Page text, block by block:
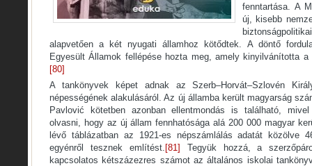
fenntartása. A
új, kisebb
alapvetően a két nyugati államhoz kötődtek. A döntő
Egyesült Államok fellépése hozta meg, amely kinyilvánította a
[80]
A tankönyvek képet adnak az Szerb–Horvát–Szlovén
népességének alakulásáról. Az új államba került magyarság
Pavlović kötetben azonban ellentmondás is található,
olvasni, hogy az új állam fennhatósága alá 200 000 magyar
lévő táblázatban az 1921-es népszámlálás adatát közölve
egyénről tesznek említést. [81] Tegyük hozzá, a
kapcsolatos kétszázezres számot az általános iskolai